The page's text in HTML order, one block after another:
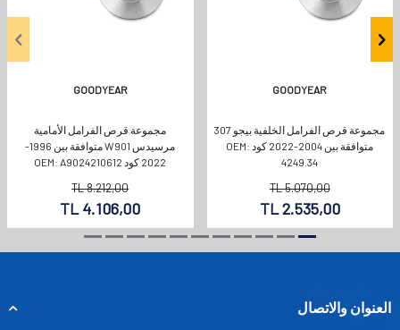
GOODYEAR
مجموعة قرص الفرامل الخلفية بيجو 307
متوافقة بين 2004-2022 كود OEM:
4249.34
5.070,00
TL
2.535,00
TL
GOODYEAR
مجموعة قرص الفرامل الأمامية
مرسيدس W901 متوافقة بين 1996-
2022 كود OEM: A9024210612
8.212,00
TL
4.106,00
TL
العنوان والاتصال